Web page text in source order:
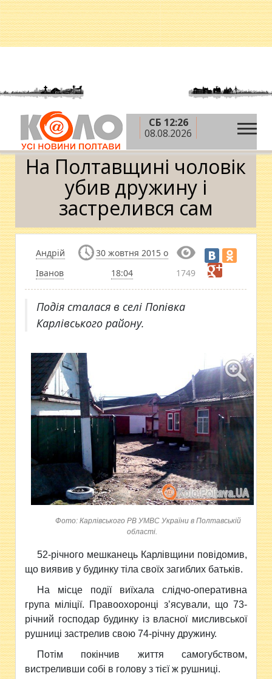
СБ 12:26
08.08.2026
Головна » Новини » Кримінал »
Полтавщині чоловік убив дружину і застрелився сам
На Полтавщині чоловік
убив дружину і
застрелився сам
Андрій
Іванов
30 жовтня 2015 о
18:04
1749
Подія сталася в селі Попівка
Карлівського району.
Фото: Карлівського РВ УМВС України в Полтавській
області.
52-річного мешканець Карлівщини повідомив,
що виявив у будинку тіла своїх загиблих батьків.
На місце події виїхала слідчо-оперативна
група міліції. Правоохоронці з’ясували, що 73-
річний господар будинку із власної мисливської
рушниці застрелив свою 74-річну дружину.
Потім покінчив життя самогубством,
вистреливши собі в голову з тієї ж рушниці.